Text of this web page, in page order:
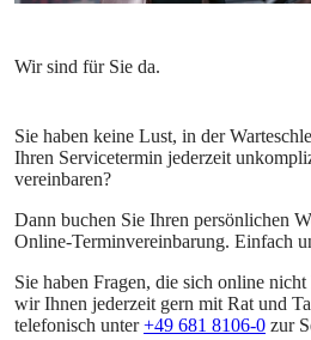
Sie haben keine Lust, in der
Ihren Servicetermin jederzeit
vereinbaren?
Dann buchen Sie Ihren persönlichen
Online-Terminvereinbarung. Einfach
Sie haben Fragen, die sich online
wir Ihnen jederzeit gern mit Rat und
telefonisch unter+49 681 8106-0 zur